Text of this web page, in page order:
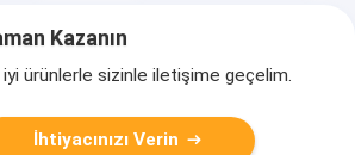
Kazanın
iyi ürünlerle sizinle iletişime geçelim.
İhtiyacınızı Verin